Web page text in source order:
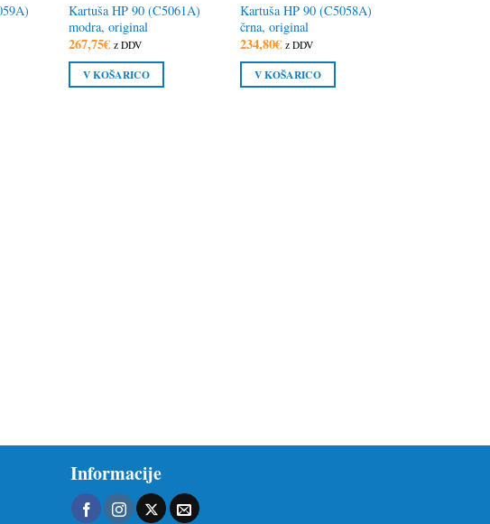
Kartuša HP 90 (C5061A)
modra, original
267,75€ z DDV
V KOŠARICO
Kartuša HP 90 (C5058A)
črna, original
234,80€ z DDV
V KOŠARICO
Informacije